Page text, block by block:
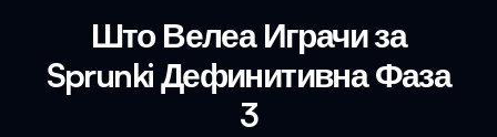
Што Велеа Играчи за
Sprunki Дефинитивна Фаза
3